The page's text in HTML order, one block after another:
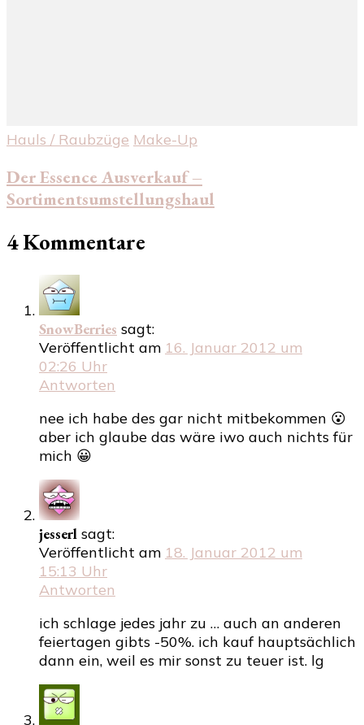
Hauls / Raubzüge Make-Up
Der Essence Ausverkauf –
Sortimentsumstellungshaul
4 Kommentare
SnowBerries sagt:
Veröffentlicht am 16. Januar 2012 um
02:26 Uhr
Antworten
nee ich habe des gar nicht mitbekommen 😮
aber ich glaube das wäre iwo auch nichts für
mich 😀
jesserl sagt:
Veröffentlicht am 18. Januar 2012 um
15:13 Uhr
Antworten
ich schlage jedes jahr zu … auch an anderen
feiertagen gibts -50%. ich kauf hauptsächlich
dann ein, weil es mir sonst zu teuer ist. lg